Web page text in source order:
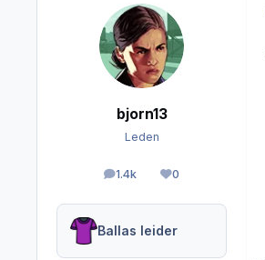
bjorn13
Leden
1.4k
berichten0
Reputation
Ballas leider